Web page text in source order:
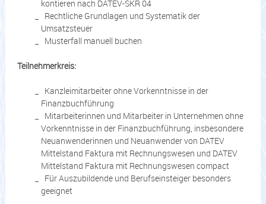
kontieren nach DATEV-SKR 04
Rechtliche Grundlagen und Systematik der
Umsatzsteuer
Musterfall manuell buchen
Teilnehmerkreis:
Kanzleimitarbeiter ohne Vorkenntnisse in der
Finanzbuchführung
Mitarbeiterinnen und Mitarbeiter in Unternehmen ohne
Vorkenntnisse in der Finanzbuchführung, insbesondere
Neuanwenderinnen und Neuanwender von DATEV
Mittelstand Faktura mit Rechnungswesen und DATEV
Mittelstand Faktura mit Rechnungswesen compact
Für Auszubildende und Berufseinsteiger besonders
geeignet